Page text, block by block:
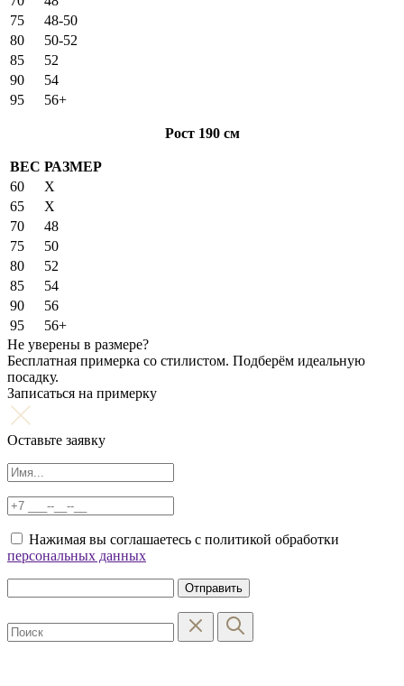
75
48-50
80
50-52
85
52
90
54
95
56+
Рост 190 см
ВЕС РАЗМЕР
60
X
65
X
70
48
75
50
80
52
85
54
90
56
95
56+
Не уверены в размере?
Бесплатная примерка со стилистом. Подберём идеальную
посадку.
Записаться на примерку
Оставьте заявку
Нажимая вы соглашаетесь с политикой обработки
персональных данных